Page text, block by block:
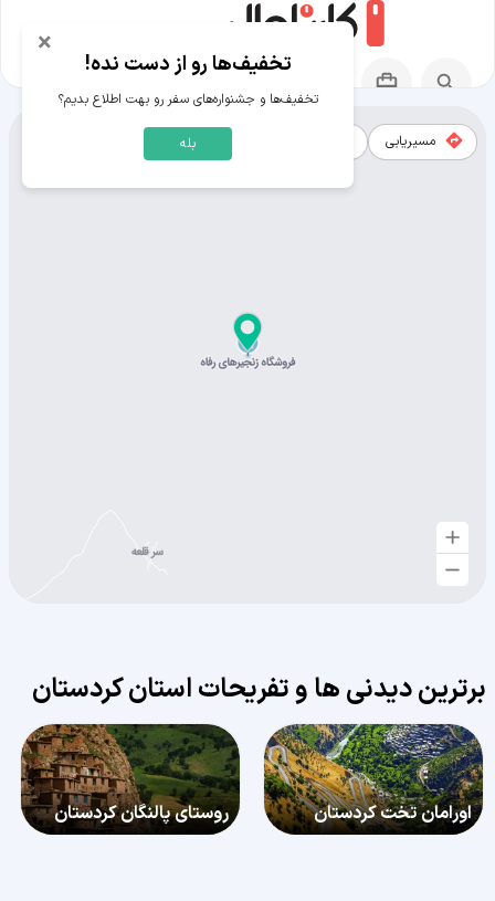
مسیریابی
برترین دیدنی‌ ها و تفریحات استان کردستان
اورامان تخت کردستان روستای پالنگان کردستان
× تخفیف‌ها رو از دست نده!
تخفیف‌ها و جشنواره‌های سفر رو بهت اطلاع بدیم؟
بله